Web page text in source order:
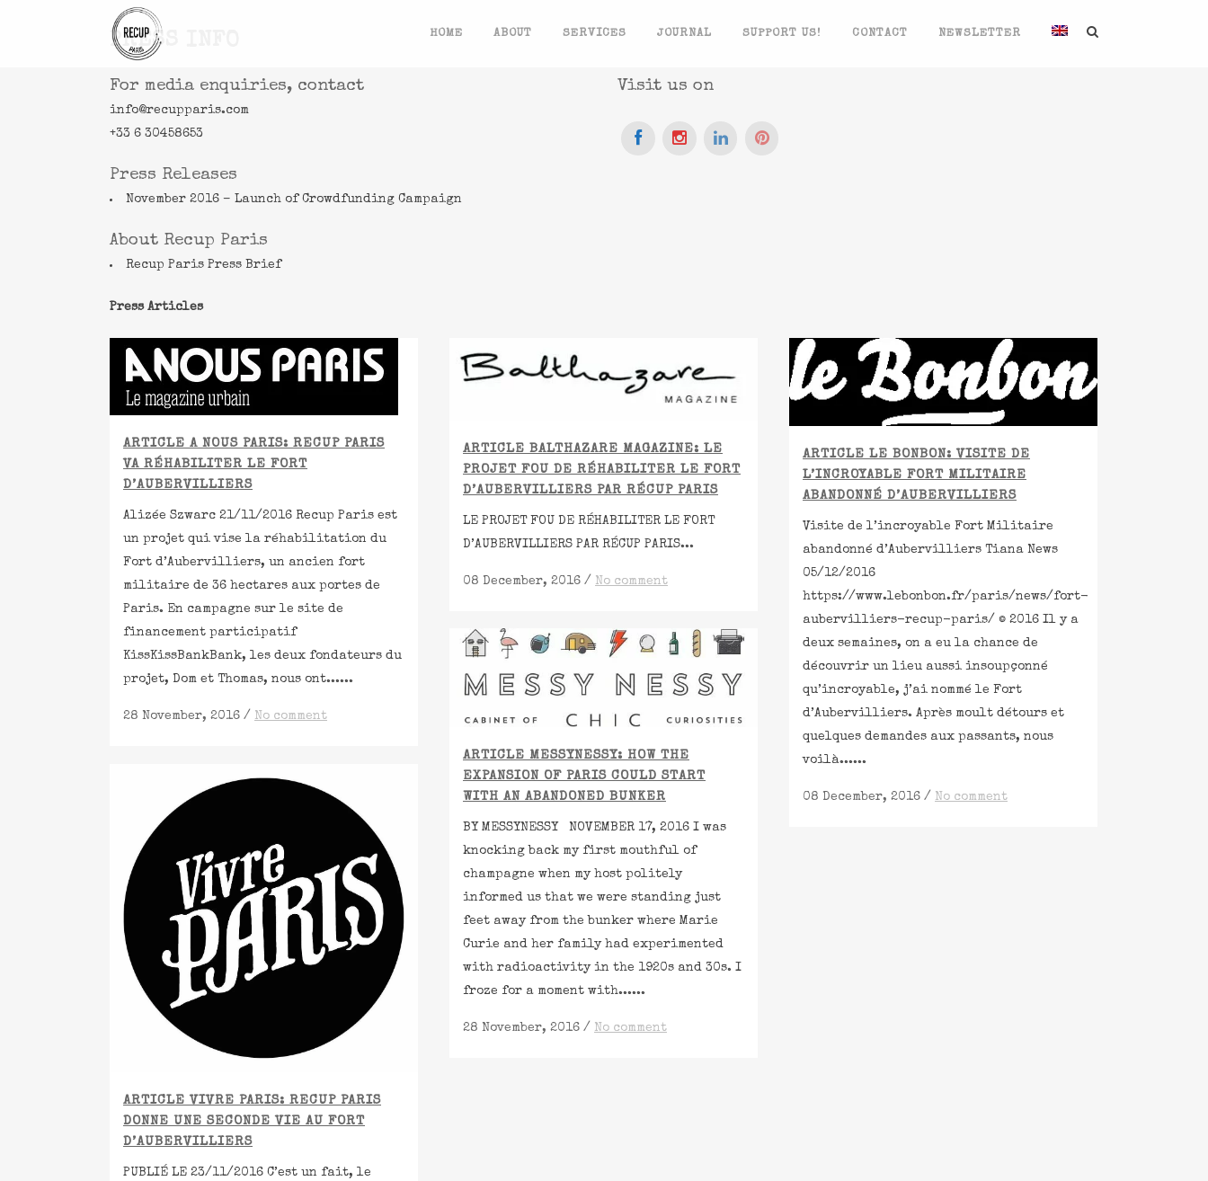
HOME ABOUT SERVICES JOURNAL SUPPORT US! CONTACT NEWSLETTER
PRESS INFO
For media enquiries, contact
info@recupparis.com
+33 6 30458653
Visit us on
Press Releases
November 2016 – Launch of Crowdfunding Campaign
About Recup Paris
Recup Paris Press Brief
Press Articles
ARTICLE A NOUS PARIS: RECUP PARIS
VA RÉHABILITER LE FORT
D’AUBERVILLIERS
Alizée Szwarc 21/11/2016 Recup Paris est
un projet qui vise la réhabilitation du
Fort d’Aubervilliers, un ancien fort
militaire de 36 hectares aux portes de
Paris. En campagne sur le site de
financement participatif
KissKissBankBank, les deux fondateurs du
projet, Dom et Thomas, nous ont......
28 November, 2016 / No comment
ARTICLE BALTHAZARE MAGAZINE: LE
PROJET FOU DE RÉHABILITER LE FORT
D’AUBERVILLIERS PAR RÉCUP PARIS
LE PROJET FOU DE RÉHABILITER LE FORT
D’AUBERVILLIERS PAR RÉCUP PARIS...
08 December, 2016 / No comment
ARTICLE LE BONBON: VISITE DE
L’INCROYABLE FORT MILITAIRE
ABANDONNÉ D’AUBERVILLIERS
Visite de l’incroyable Fort Militaire
abandonné d’Aubervilliers Tiana News
05/12/2016
https://www.lebonbon.fr/paris/news/fort-
aubervilliers-recup-paris/ © 2016 Il y a
deux semaines, on a eu la chance de
découvrir un lieu aussi insoupçonné
qu’incroyable, j’ai nommé le Fort
d’Aubervilliers. Après moult détours et
quelques demandes aux passants, nous
voilà......
08 December, 2016 / No comment
ARTICLE MESSYNESSY: HOW THE
EXPANSION OF PARIS COULD START
WITH AN ABANDONED BUNKER
BY MESSYNESSY NOVEMBER 17, 2016 I was
knocking back my first mouthful of
champagne when my host politely
informed us that we were standing just
feet away from the bunker where Marie
Curie and her family had experimented
with radioactivity in the 1920s and 30s. I
froze for a moment with......
28 November, 2016 / No comment
ARTICLE VIVRE PARIS: RECUP PARIS
DONNE UNE SECONDE VIE AU FORT
D’AUBERVILLIERS
PUBLIÉ LE 23/11/2016 C’est un fait, le